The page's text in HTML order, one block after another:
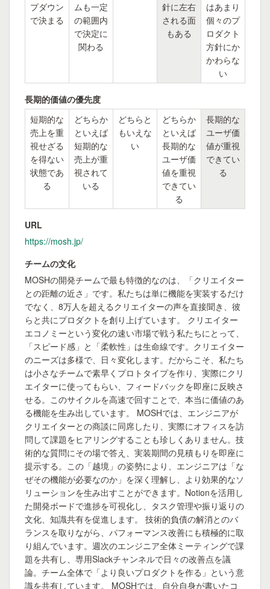
プダウン
で決まる
ムも一定
の範囲内
で決定に
関わる
針に左右
される面
もある
はあまり
個々のプ
ロダクト
方針にか
かわらな
い
長期的価値の優先度
短期的な
売上を重
視せざる
を得ない
状態であ
る
どちらか
といえば
短期的な
売上が重
視されて
いる
どちらと
もいえな
い
どちらか
といえば
長期的な
ユーザ価
値を重視
できてい
る
長期的な
ユーザ価
値が重視
できてい
る
URL
https://mosh.jp/
チームの文化
MOSHの開発チームで最も特徴的なのは、「クリエイター
との距離の近さ」です。私たちは単に機能を実装するだけ
でなく、8万人を超えるクリエイターの声を直接聞き、彼
らと共にプロダクトを創り上げています。 クリエイター
エコノミーという変化の速い市場で戦う私たちにとって、
「スピード感」と「柔軟性」は生命線です。クリエイター
のニーズは多様で、日々変化します。だからこそ、私たち
は小さなチームで素早くプロトタイプを作り、実際にクリ
エイターに使ってもらい、フィードバックを即座に反映さ
せる。このサイクルを高速で回すことで、本当に価値のあ
る機能を生み出しています。 MOSHでは、エンジニアが
クリエイターとの商談に同席したり、実際にオフィスを訪
問して課題をヒアリングすることも珍しくありません。技
術的な質問にその場で答え、実装期間の見積もりを即座に
提示する。この「越境」の姿勢により、エンジニアは「な
ぜその機能が必要なのか」を深く理解し、より効果的なソ
リューションを生み出すことができます。Notionを活用し
た開発ボードで進捗を可視化し、タスク管理や振り返りの
文化、知識共有を促進します。 技術的負債の解消とのバ
ランスを取りながら、パフォーマンス改善にも積極的に取
り組んでいます。週次のエンジニア全体ミーティングで課
題を共有し、専用Slackチャンネルで日々の改善点を議
論。チーム全体で「より良いプロダクトを作る」という意
識を共有しています。 MOSHでは、自分自身が書いたコ